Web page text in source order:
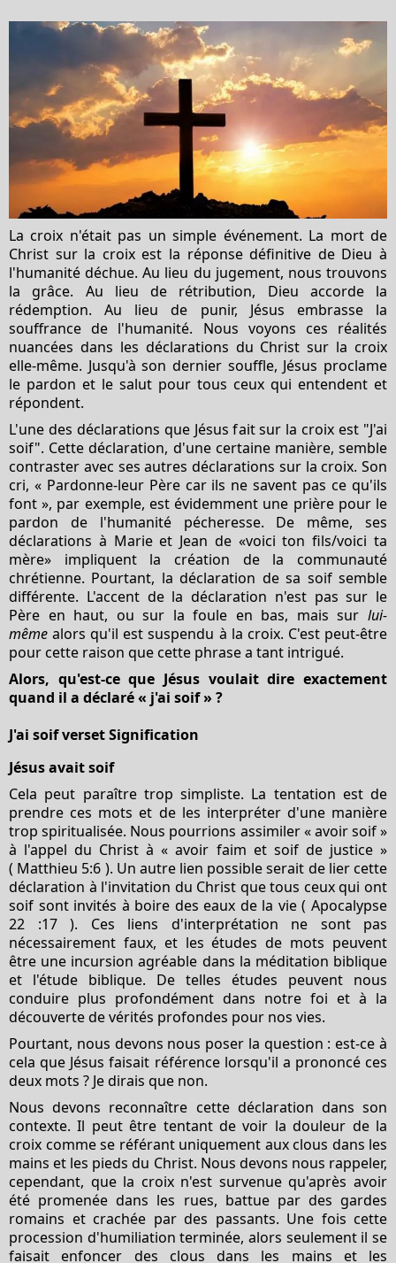
La croix n'était pas un simple événement. La mort de
Christ sur la croix est la réponse définitive de Dieu à
l'humanité déchue. Au lieu du jugement, nous trouvons
la grâce. Au lieu de rétribution, Dieu accorde la
rédemption. Au lieu de punir, Jésus embrasse la
souffrance de l'humanité. Nous voyons ces réalités
nuancées dans les déclarations du Christ sur la croix
elle-même. Jusqu'à son dernier souffle, Jésus proclame
le pardon et le salut pour tous ceux qui entendent et
répondent.
L'une des déclarations que Jésus fait sur la croix est "J'ai
soif". Cette déclaration, d'une certaine manière, semble
contraster avec ses autres déclarations sur la croix. Son
cri, « Pardonne-leur Père car ils ne savent pas ce qu'ils
font », par exemple, est évidemment une prière pour le
pardon de l'humanité pécheresse. De même, ses
déclarations à Marie et Jean de «voici ton fils/voici ta
mère» impliquent la création de la communauté
chrétienne. Pourtant, la déclaration de sa soif semble
différente. L'accent de la déclaration n'est pas sur le
Père en haut, ou sur la foule en bas, mais sur lui-
même alors qu'il est suspendu à la croix. C'est peut-être
pour cette raison que cette phrase a tant intrigué.
Alors, qu'est-ce que Jésus voulait dire exactement
quand il a déclaré « j'ai soif » ?
J'ai soif verset Signification
Jésus avait soif
Cela peut paraître trop simpliste. La tentation est de
prendre ces mots et de les interpréter d'une manière
trop spiritualisée. Nous pourrions assimiler « avoir soif »
à l'appel du Christ à « avoir faim et soif de justice »
( Matthieu 5:6 ). Un autre lien possible serait de lier cette
déclaration à l'invitation du Christ que tous ceux qui ont
soif sont invités à boire des eaux de la vie ( Apocalypse
22 :17 ). Ces liens d'interprétation ne sont pas
nécessairement faux, et les études de mots peuvent
être une incursion agréable dans la méditation biblique
et l'étude biblique. De telles études peuvent nous
conduire plus profondément dans notre foi et à la
découverte de vérités profondes pour nos vies.
Pourtant, nous devons nous poser la question : est-ce à
cela que Jésus faisait référence lorsqu'il a prononcé ces
deux mots ? Je dirais que non.
Nous devons reconnaître cette déclaration dans son
contexte. Il peut être tentant de voir la douleur de la
croix comme se référant uniquement aux clous dans les
mains et les pieds du Christ. Nous devons nous rappeler,
cependant, que la croix n'est survenue qu'après avoir
été promenée dans les rues, battue par des gardes
romains et crachée par des passants. Une fois cette
procession d'humiliation terminée, alors seulement il se
faisait enfoncer des clous dans les mains et les